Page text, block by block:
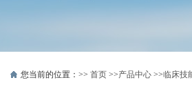
您当前的位置：>> 首页 >>产品中心 >>临床技